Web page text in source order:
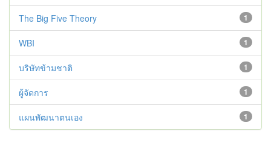
1
The Big Five Theory
1
WBI
1
บริษัทข้ามชาติ
1
ผู้จัดการ
1
แผนพัฒนาตนเอง